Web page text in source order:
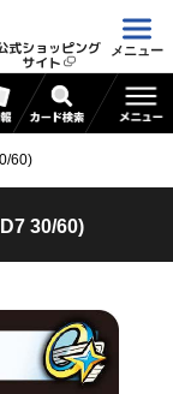
式ショッピング
サイト
メニュー
60)
30/60)